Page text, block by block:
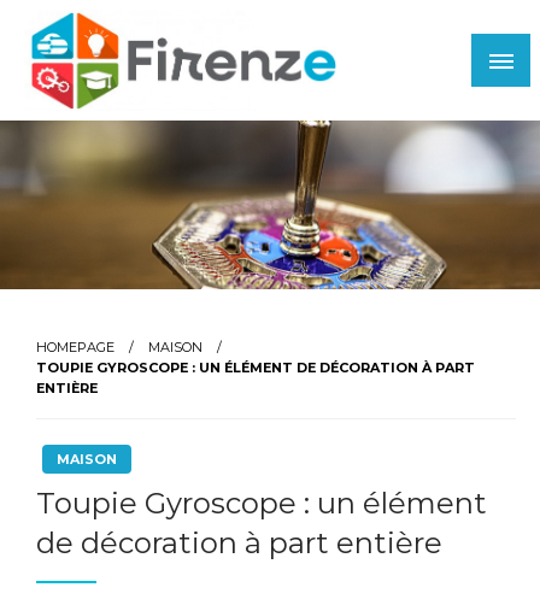
content
Firenze
HOMEPAGE
MAISON
TOUPIE GYROSCOPE : UN ÉLÉMENT DE DÉCORATION À PART
ENTIÈRE
MAISON
Toupie Gyroscope : un élément
de décoration à part entière